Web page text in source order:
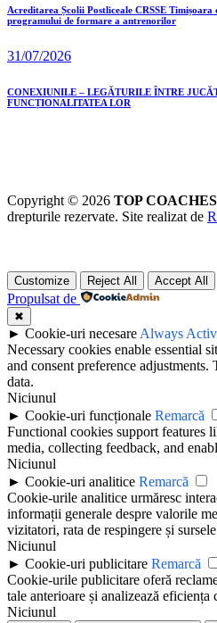
Acreditarea Școlii Postliceale CRSSE
programului de formare a antrenorilor
31/07/2026
CONEXIUNILE – LEGĂTURILE ÎNTRE
FUNCȚIONALITATEA LOR
Copyright © 2026 TOP
drepturile rezervate. Site realizat de
Customize Reject All Accept All
Propulsat de
✖
► Cookie-uri necesare Always
Necessary cookies enable essential
and consent preference adjustments.
data.
Niciunul
► Cookie-uri funcționale Remarcă
Functional cookies support features
media, collecting feedback, and
Niciunul
► Cookie-uri analitice Remarcă
Cookie-urile analitice urmăresc
informații generale despre valorile
vizitatori, rata de respingere și
Niciunul
► Cookie-uri publicitare Remarcă
Cookie-urile publicitare oferă
tale anterioare și analizează
Niciunul